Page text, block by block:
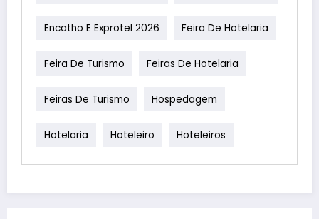
Encatho E Exprotel 2026 Feira De Hotelaria
Feira De Turismo Feiras De Hotelaria
Feiras De Turismo Hospedagem
Hotelaria Hoteleiro Hoteleiros